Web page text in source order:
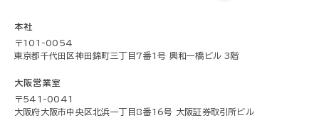
本社
〒101-0054
東京都千代田区神田錦町三丁目7番1号 興和一橋ビル 3階
大阪営業室
〒541-0041
大阪府大阪市中央区北浜一丁目8番16号 大阪証券取引所ビル